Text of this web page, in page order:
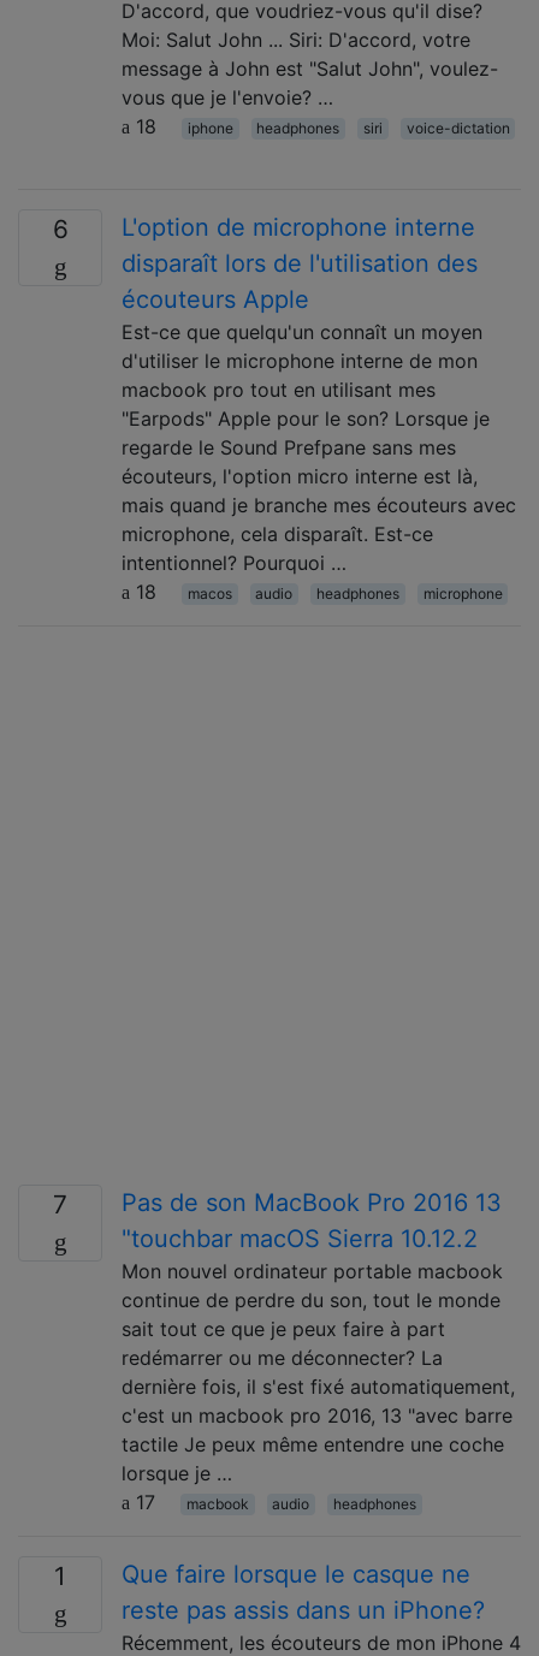
D'accord, que voudriez-vous qu'il dise?
Moi: Salut John ... Siri: D'accord, votre
message à John est "Salut John", voulez-
vous que je l'envoie? …
18
iphone headphones siri voice-dictation
6
L'option de microphone interne
disparaît lors de l'utilisation des
écouteurs Apple
Est-ce que quelqu'un connaît un moyen
d'utiliser le microphone interne de mon
macbook pro tout en utilisant mes
"Earpods" Apple pour le son? Lorsque je
regarde le Sound Prefpane sans mes
écouteurs, l'option micro interne est là,
mais quand je branche mes écouteurs avec
microphone, cela disparaît. Est-ce
intentionnel? Pourquoi …
18
macos audio headphones microphone
7
Pas de son MacBook Pro 2016 13
"touchbar macOS Sierra 10.12.2
Mon nouvel ordinateur portable macbook
continue de perdre du son, tout le monde
sait tout ce que je peux faire à part
redémarrer ou me déconnecter? La
dernière fois, il s'est fixé automatiquement,
c'est un macbook pro 2016, 13 "avec barre
tactile Je peux même entendre une coche
lorsque je …
17
macbook audio headphones
1
Que faire lorsque le casque ne
reste pas assis dans un iPhone?
Récemment, les écouteurs de mon iPhone 4